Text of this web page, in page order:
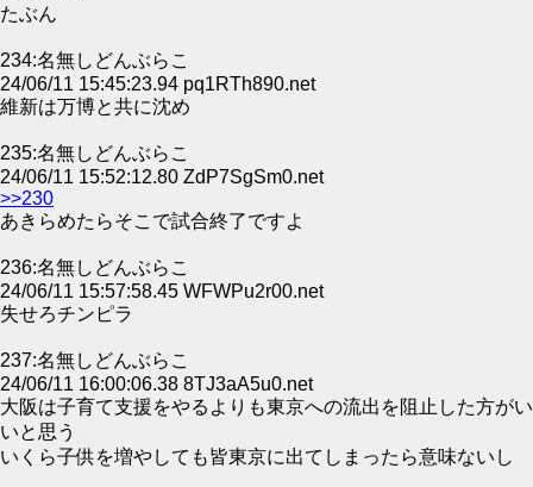
たぶん
234:名無しどんぶらこ
24/06/11 15:45:23.94 pq1RTh890.net
維新は万博と共に沈め
235:名無しどんぶらこ
24/06/11 15:52:12.80 ZdP7SgSm0.net
>>230
あきらめたらそこで試合終了ですよ
236:名無しどんぶらこ
24/06/11 15:57:58.45 WFWPu2r00.net
失せろチンピラ
237:名無しどんぶらこ
24/06/11 16:00:06.38 8TJ3aA5u0.net
大阪は子育て支援をやるよりも東京への流出を阻止した方がい
いと思う
いくら子供を増やしても皆東京に出てしまったら意味ないし